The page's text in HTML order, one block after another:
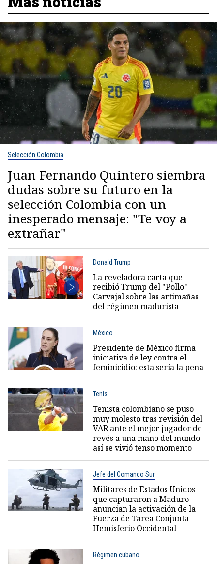
Selección Colombia
Juan Fernando Quintero siembra
dudas sobre su futuro en la
selección Colombia con un
inesperado mensaje: "Te voy a
extrañar"
Donald Trump
La reveladora carta que
recibió Trump del "Pollo"
Carvajal sobre las artimañas
del régimen madurista
México
Presidente de México firma
iniciativa de ley contra el
feminicidio: esta sería la pena
Tenis
Tenista colombiano se puso
muy molesto tras revisión del
VAR ante el mejor jugador de
revés a una mano del mundo:
así se vivió tenso momento
Jefe del Comando Sur
Militares de Estados Unidos
que capturaron a Maduro
anuncian la activación de la
Fuerza de Tarea Conjunta-
Hemisferio Occidental
Régimen cubano